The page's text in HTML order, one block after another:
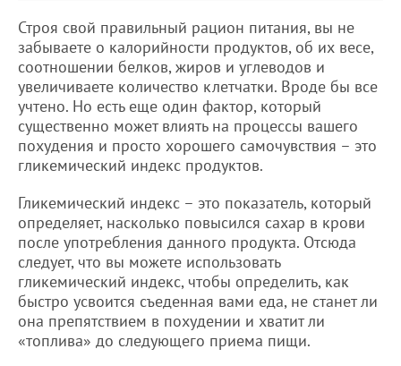
Строя свой правильный рацион питания, вы не
забываете о калорийности продуктов, об их весе,
соотношении белков, жиров и углеводов и
увеличиваете количество клетчатки. Вроде бы все
учтено. Но есть еще один фактор, который
существенно может влиять на процессы вашего
похудения и просто хорошего самочувствия – это
гликемический индекс продуктов.
Гликемический индекс – это показатель, который
определяет, насколько повысился сахар в крови
после употребления данного продукта. Отсюда
следует, что вы можете использовать
гликемический индекс, чтобы определить, как
быстро усвоится съеденная вами еда, не станет ли
она препятствием в похудении и хватит ли
«топлива» до следующего приема пищи.